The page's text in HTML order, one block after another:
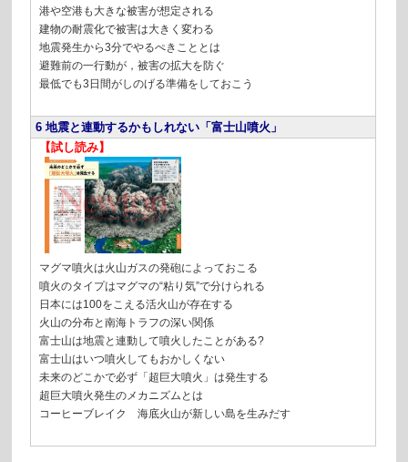
港や空港も大きな被害が想定される
建物の耐震化で被害は大きく変わる
地震発生から3分でやるぺきこととは
避難前の一行動が，被害の拡大を防ぐ
最低でも3日間がしのげる準備をしておこう
6 地震と連動するかもしれない「富士山噴火」
【試し読み】
マグマ噴火は火山ガスの発砲によっておこる
噴火のタイプはマグマの“粘り気”で分けられる
日本には100をこえる活火山が存在する
火山の分布と南海トラフの深い関係
富士山は地震と連動して噴火したことがある?
富士山はいつ噴火してもおかしくない
未来のどこかで必ず「超巨大噴火」は発生する
超巨大噴火発生のメカニズムとは
コーヒーブレイク 海底火山が新しい島を生みだす